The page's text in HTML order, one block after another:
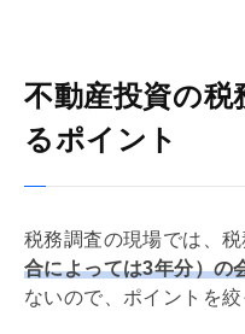
不動産投資の
るポイント
税務調査の現場では、
合によっては3年分）の
ないので、ポイントを